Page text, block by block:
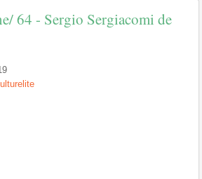
64 - Sergio Sergiacomi de